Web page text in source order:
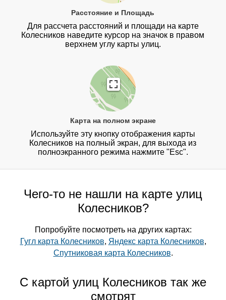
Расстояние и Площадь
Для рассчета расстояний и площади на карте
Колесников наведите курсор на значок в правом
верхнем углу карты улиц.
Карта на полном экране
Используйте эту кнопку отображения карты
Колесников на полный экран, для выхода из
полноэкранного режима нажмите "Esc".
Чего-то не нашли на карте улиц
Колесников?
Попробуйте посмотреть на других картах:
Гугл карта Колесников, Яндекс карта Колесников,
Спутниковая карта Колесников.
С картой улиц Колесников так же
смотрят